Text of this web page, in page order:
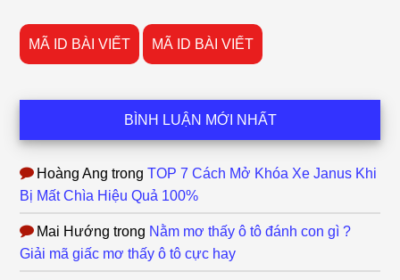
MÃ ID BÀI VIẾT MÃ ID BÀI VIẾT
BÌNH LUẬN MỚI NHẤT
Hoàng Ang trongTOP 7 Cách Mở Khóa Xe Janus Khi
Bị Mất Chìa Hiệu Quả 100%
Mai Hướng trong Nằm mơ thấy ô tô đánh con gì ?
Giải mã giấc mơ thấy ô tô cực hay